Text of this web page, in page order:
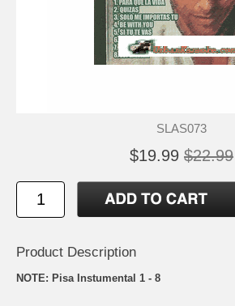
SLAS073
$19.99 $22.99
Product Description
NOTE: Pisa Instumental 1 - 8